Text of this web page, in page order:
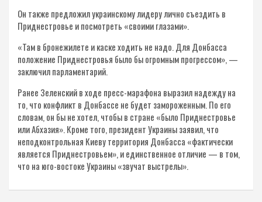
Он также предложил украинскому лидеру лично съездить в
Приднестровье и посмотреть «своими глазами».
«Там в бронежилете и каске ходить не надо. Для Донбасса
положение Приднестровья было бы огромным прогрессом», —
заключил парламентарий.
Ранее Зеленский в ходе пресс-марафона выразил надежду на
то, что конфликт в Донбассе не будет замороженным. По его
словам, он бы не хотел, чтобы в стране «было Приднестровье
или Абхазия». Кроме того, президент Украины заявил, что
неподконтрольная Киеву территория Донбасса «фактически
является Приднестровьем», и единственное отличие — в том,
что на юго-востоке Украины «звучат выстрелы».